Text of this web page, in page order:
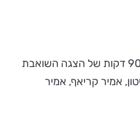
לאחר שצפיתי בהצגה "אחד משלנו", נותרתי ישובה על הכסא כמי שמתקשה להיפרד מהחוויה, כשההתרשמות הזו ליוותה את מחשבותי עוד זמן ארוך. היו אלה 90 דקות של הצגה השואבת
אמיר קריאף, אמיר